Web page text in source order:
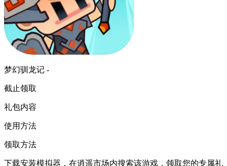
梦幻驯龙记 -
截止领取
礼包内容
使用方法
领取方法
下载安装模拟器，在逍遥市场内搜索该游戏，领取您的专属礼